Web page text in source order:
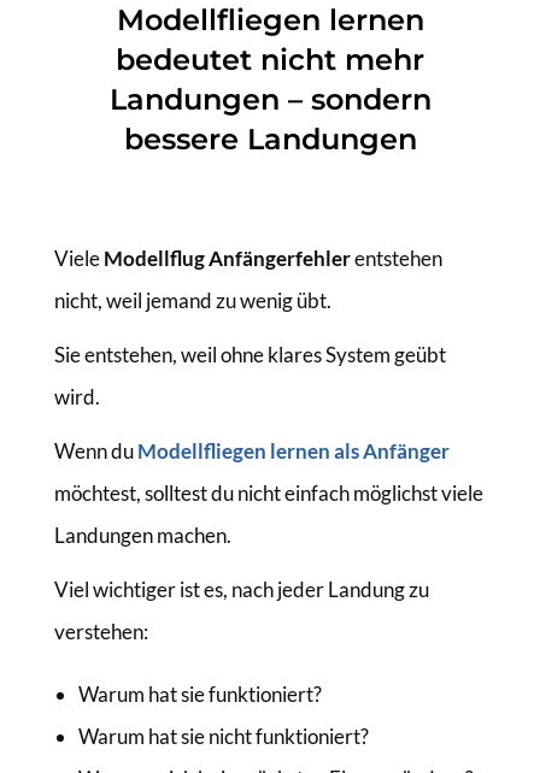
Modellfliegen lernen
bedeutet nicht mehr
Landungen – sondern
bessere Landungen
VieleModellflug Anfängerfehlerentstehen
nicht, weil jemand zu wenig übt.
Sie entstehen, weil ohne klares System geübt
wird.
Wenn duModellfliegen lernen als Anfänger
möchtest, solltest du nicht einfach möglichst viele
Landungen machen.
Viel wichtiger ist es, nach jeder Landung zu
verstehen:
Warum hat sie funktioniert?
Warum hat sie nicht funktioniert?